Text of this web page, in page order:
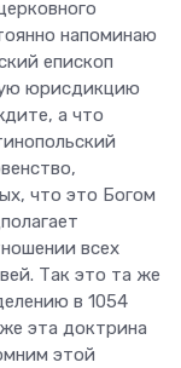
напоминаю
епископ
юрисдикцию
а что
что это Богом
всех
Так это та же
в 1054
эта доктрина
этой